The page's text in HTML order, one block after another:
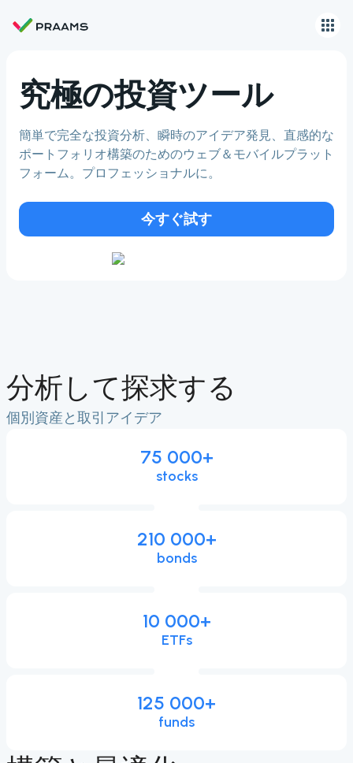
究極の投資ツール
簡単で完全な投資分析、瞬時のアイデア発見、直感的な
ポートフォリオ構築のためのウェブ＆モバイルプラット
フォーム。プロフェッショナルに。
今すぐ試す
分析して探求する
個別資産と取引アイデア
75 000+
stocks
210 000+
bonds
10 000+
ETFs
125 000+
funds